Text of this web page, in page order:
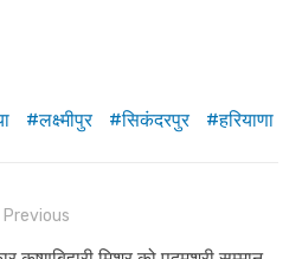
लक्ष्मीपुर सिकंदरपुर हरियाणा
Previous